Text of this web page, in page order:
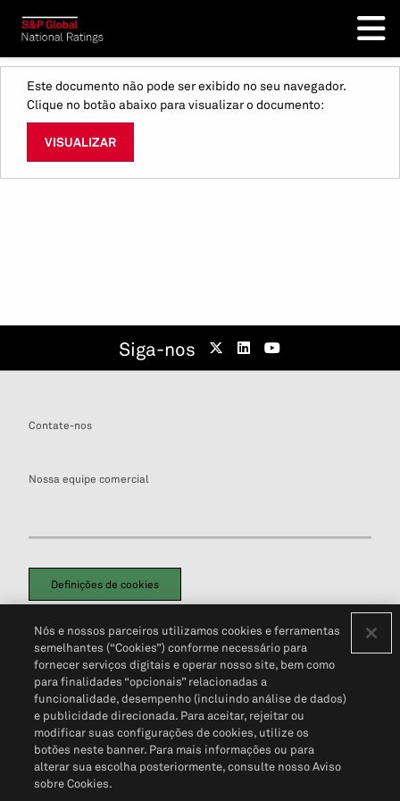
Este documento não pode ser exibido no seu navegador.
Clique no botão abaixo para visualizar o documento:
VISUALIZAR
Siga-nos
Contate-nos
Nossa equipe comercial
Definições de cookies
Política de PrivacidadePortal de privacidade do cliente (em inglês)
Não Venda Minhas Informações Pessoais© 2026 S&P Global
Nós e nossos parceiros utilizamos cookies e ferramentas
semelhantes (“Cookies”) conforme necessário para
fornecer serviços digitais e operar nosso site, bem como
para finalidades “opcionais” relacionadas a
funcionalidade, desempenho (incluindo análise de dados)
e publicidade direcionada. Para aceitar, rejeitar ou
modificar suas configurações de cookies, utilize os
botões neste banner. Para mais informações ou para
alterar sua escolha posteriormente, consulte nosso Aviso
sobre Cookies.